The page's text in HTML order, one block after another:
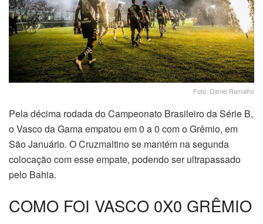
Foto: Daniel Ramalho
Pela décima rodada do Campeonato Brasileiro da Série B,
o Vasco da Gama empatou em 0 a 0 com o Grêmio, em
São Januário. O Cruzmaltino se mantém na segunda
colocação com esse empate, podendo ser ultrapassado
pelo Bahia.
COMO FOI VASCO 0X0 GRÊMIO